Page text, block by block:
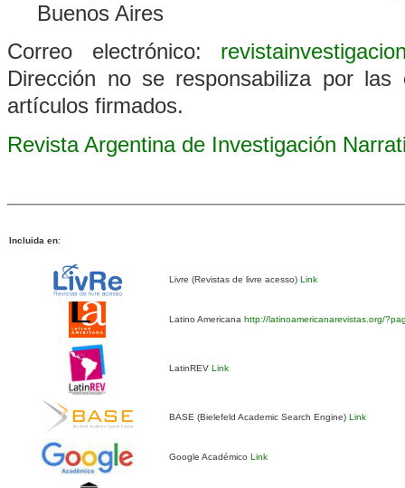
Buenos Aires
Correo electrónico:
Dirección no se responsabiliza por las
artículos firmados.
Revista Argentina de Investigación
Incluida en:
Livre (Revistas de livre acesso) Link
Latino Americana http://latinoamericanarevistas.org/
LatinREV Link
BASE (Bielefeld Academic Search Engine) Link
Google Académico Link